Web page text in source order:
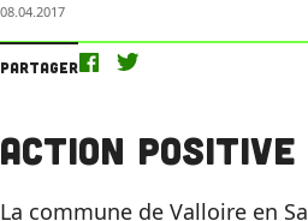
08.04.2017
Partager
Action
La commune de Valloire en